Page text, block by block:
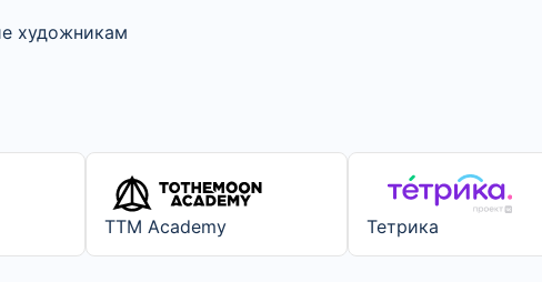
художникам
TTM Academy Тетрика